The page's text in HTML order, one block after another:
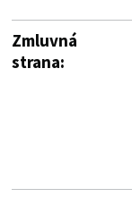
Zmluvná
strana: